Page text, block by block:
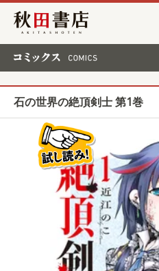
秋田書店
石の世界の絶頂剣士 第1巻